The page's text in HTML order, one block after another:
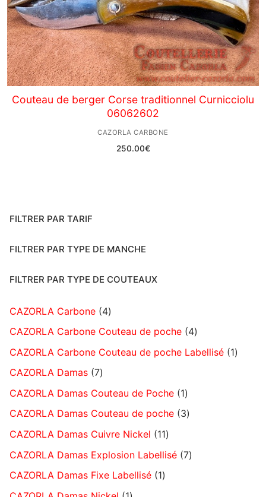
Couteau de berger Corse traditionnel Curnicciolu
06062602
CAZORLA CARBONE
250.00€
FILTRER PAR TARIF
FILTRER PAR TYPE DE MANCHE
FILTRER PAR TYPE DE COUTEAUX
CAZORLA Carbone 4
CAZORLA Carbone Couteau de poche 4
CAZORLA Carbone Couteau de poche Labellisé 1
CAZORLA Damas 7
CAZORLA Damas Couteau de Poche 1
CAZORLA Damas Couteau de poche 3
CAZORLA Damas Cuivre Nickel
11
CAZORLA Damas Explosion Labellisé 7
CAZORLA Damas Fixe Labellisé 1